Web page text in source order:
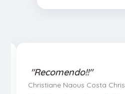
"Recomendo!!"
Christiane Naous Costa Chris